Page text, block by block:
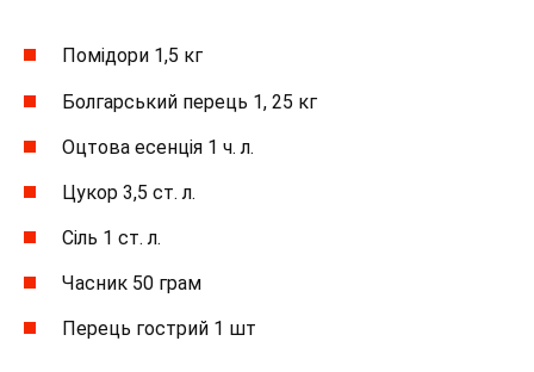
Помідори 1,5 кг
Болгарський перець 1, 25 кг
Оцтова есенція 1 ч. л.
Цукор 3,5 ст. л.
Сіль 1 ст. л.
Часник 50 грам
Перець гострий 1 шт